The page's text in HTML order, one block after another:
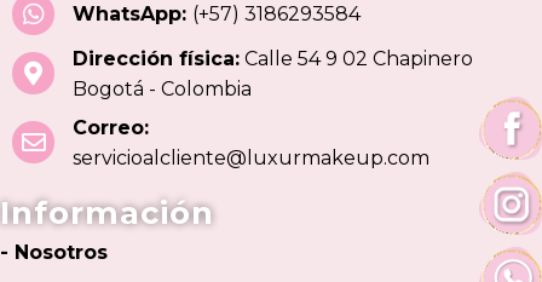
WhatsApp: (+57) 3186293584
Dirección física: Calle 54 9 02 Chapinero
Bogotá - Colombia
Correo:
servicioalcliente@luxurmakeup.com
Información
- Nosotros